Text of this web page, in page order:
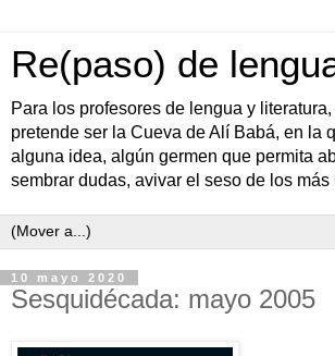
Re(paso) de
Para los profesores de lengua y
pretende ser la Cueva de Alí Babá, en la
alguna idea, algún germen que permita
sembrar dudas, avivar el seso de los más
10 mayo 2020
Sesquidécada: mayo 2005